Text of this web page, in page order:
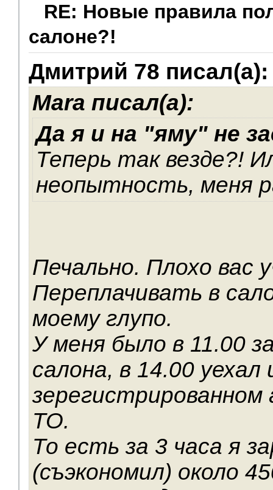
RE: Новые правила
салоне?!
Дмитрий 78 писал(а):
Mara писал(а):
Да я и на "яму" не
Теперь так везде?!
неопытность, меня
Печально. Плохо вас
Переплачивать в
моему глупо.
У меня было в 11.00
салона, в 14.00
ТО.
То есть за 3 часа я
(съэкономил) около